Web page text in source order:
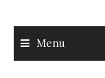
Menu